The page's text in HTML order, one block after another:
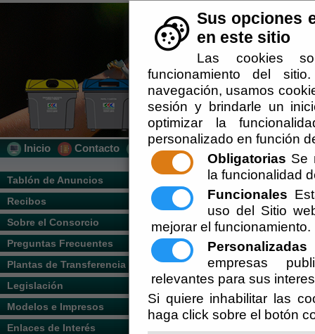
Sus opciones
en este sitio
Las cookies
funcionamiento del
navegación, usamos
sesión y brindarle un
optimizar la
personalizado en función
Obligatorias Se
la funcionalidad
Funcionales
uso del Sitio
mejorar el funcionamiento.
Personalizadas
empresas
relevantes para sus
Si quiere inhabilitar las
haga click sobre el botón
Inicio Contacto Localización
Tablón de Anuncios
Recibos
Sobre el Consorcio
Preguntas Frecuentes
Plantas de Transferencia
Legislación
Modelos e Impresos
Enlaces de Interés
Usted se encuentra aquí:Inicio //
Escuchar